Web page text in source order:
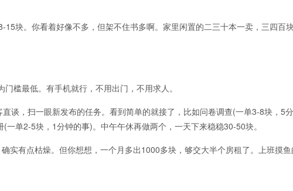
块。你看着好像不多，但架不住书多啊。家里闲置的二三十本一卖，三四百
最低。有手机就行，不用出门，不用求人。
，扫一眼新发布的任务。看到简单的就接了，比如问卷调查(一单3-8块，5分
单2-5块，1分钟的事)。中午午休再做两个，一天下来稳稳30-50块。
有点枯燥。但你想想，一个月多出1000多块，够交大半个房租了。上班摸